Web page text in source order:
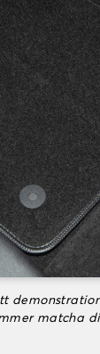
matcha